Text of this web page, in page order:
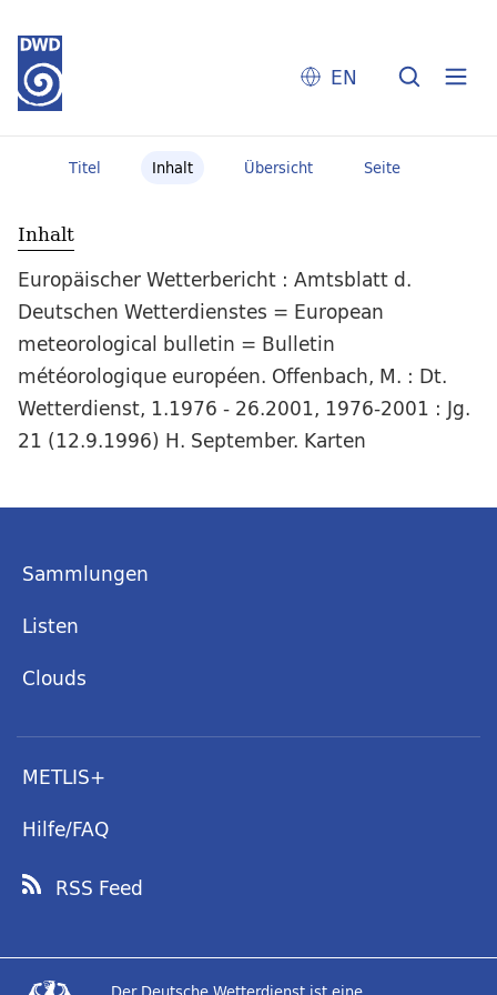
EN
Titel Inhalt Übersicht Seite
Inhalt
Europäischer Wetterbericht : Amtsblatt d.
Deutschen Wetterdienstes = European
meteorological bulletin = Bulletin
météorologique européen. Offenbach, M. : Dt.
Wetterdienst, 1.1976 - 26.2001, 1976-2001 : Jg.
21 (12.9.1996) H. September. Karten
Sammlungen
Listen
Clouds
METLIS+
Hilfe/FAQ
RSS Feed